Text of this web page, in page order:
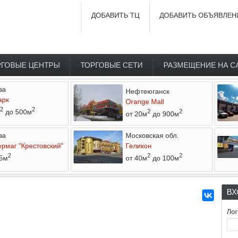
ДОБАВИТЬ
ДОБАВИТЬ ТЦ
ЦЕНТРЫ ТОРГОВЫЕ СЕТИ РАЗМЕЩЕНИЕ НА
2 до 500м2
Нефтеюганск
Orange Mall
от 20м2 до 900м2
"Крестовский"
2
Московская обл.
Геликон
от 40м2 до 100м2